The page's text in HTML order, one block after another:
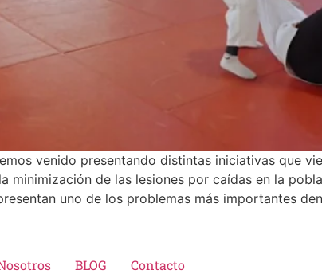
venido presentando distintas iniciativas que
minimización de las lesiones por caídas en la
uno de los problemas más importantes
BLOG Contacto